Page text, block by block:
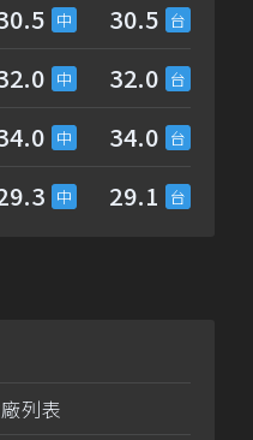
30.5
32.0
34.0
29.1
列表